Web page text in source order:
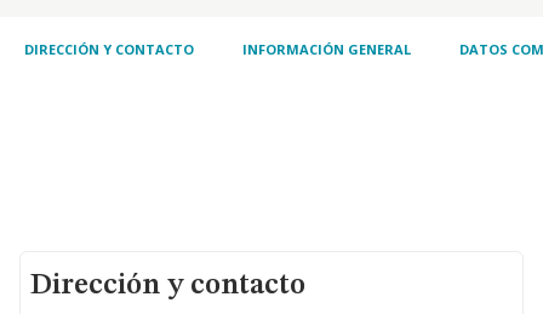
DIRECCIÓN Y CONTACTO INFORMACIÓN GENERAL DATOS
Dirección y contacto